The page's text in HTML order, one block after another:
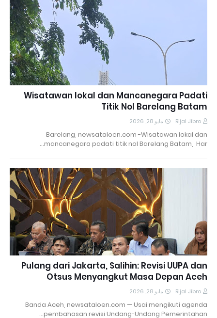
Wisatawan lokal dan Mancanegara Padati
Titik Nol Barelang Batam
Rijal Jibro مايو 28, 2026
Barelang, newsataloen.com -Wisatawan lokal dan
mancanegara padati titik nol Barelang Batam, Har…
Pulang dari Jakarta, Salihin: Revisi UUPA dan
Otsus Menyangkut Masa Depan Aceh
Rijal Jibro مايو 28, 2026
Banda Aceh, newsataloen.com — Usai mengikuti agenda
pembahasan revisi Undang-Undang Pemerintahan…